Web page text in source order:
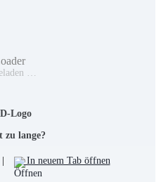
…
zu lange?
| In neuem Tab öffnen